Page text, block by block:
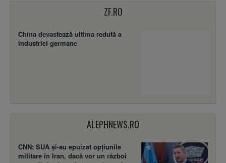
ZF.RO
China devastează ultima redută a
industriei germane
ALEPHNEWS.RO
CNN: SUA şi-au epuizat opțiunile
militare în Iran, dacă vor un război